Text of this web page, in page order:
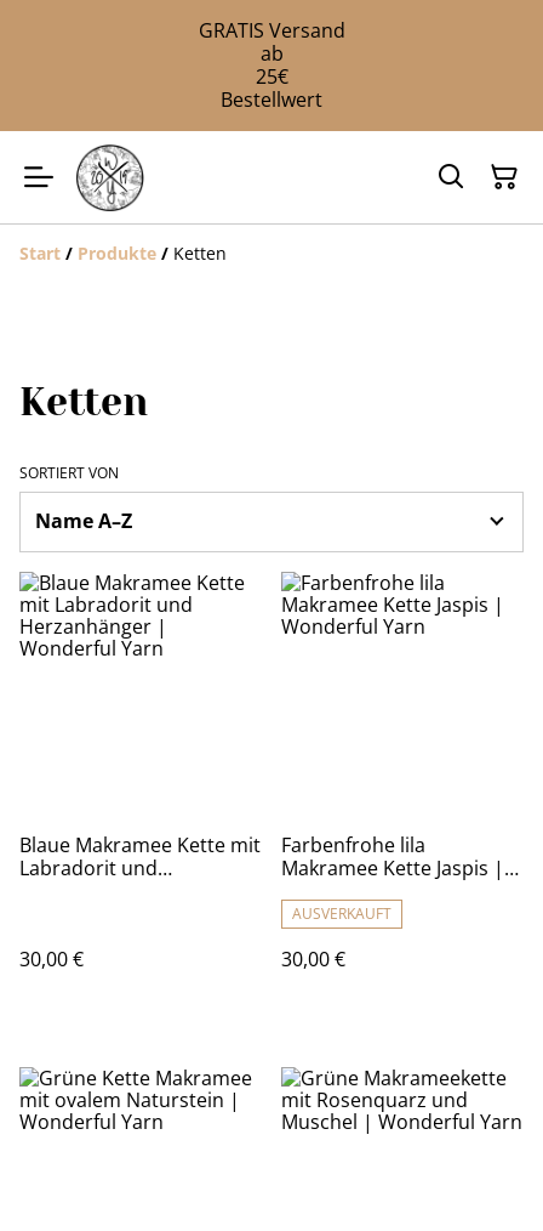
GRATIS Versand
ab
25€
Bestellwert
Start / Produkte / Ketten
Ketten
SORTIERT VON
Blaue Makramee Kette mit
Labradorit und
30,00 €
Farbenfrohe lila
Makramee Kette Jaspis |
AUSVERKAUFT
30,00 €